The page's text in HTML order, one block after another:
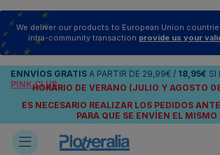
We deliver our products to European Union
intra-community transaction provide us your
ENNVÍOS GRATIS A PARTIR DE 29,99€ / 18,95€ SI
PINK CLUB
HORARIO DE VERANO (JULIO Y AGOSTO
ES NECESARIO REALIZAR LOS PEDIDOS
PARA QUE SE ENVÍEN EL MISMO